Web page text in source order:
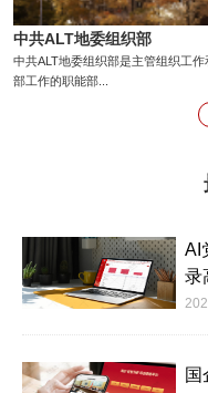
中共ALT地委组织部
中共ALT地委组织部是主管组织工作
部工作的职能部...
AI
录
国